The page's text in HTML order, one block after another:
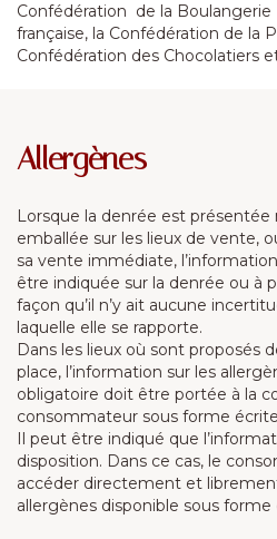
Confédération de la Boulangerie
française, la Confédération de la
Confédération des Chocolatiers
Allergènes
Lorsque la denrée est
emballée sur les lieux de vente,
sa vente immédiate,
être indiquée sur la denrée ou à
façon qu’il n’y ait aucune
laquelle elle se rapporte.
Dans les lieux où sont proposés
place, l’information sur les
obligatoire doit être portée à la
consommateur sous forme
Il peut être indiqué que
disposition. Dans ce cas, le
accéder directement et
allergènes disponible sous forme